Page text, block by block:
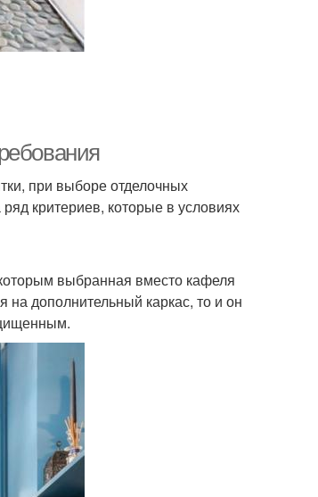
при выборе отделочных
критериев, которые в условиях
выбранная вместо кафеля
на дополнительный каркас, то и он